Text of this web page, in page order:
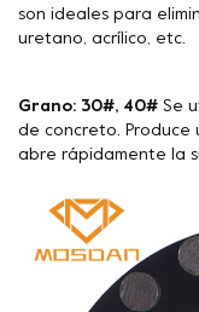
son ideales para
uretano, acrílico, etc.
Grano: 30#, 40# Se
de concreto. Produce
abre rápidamente la